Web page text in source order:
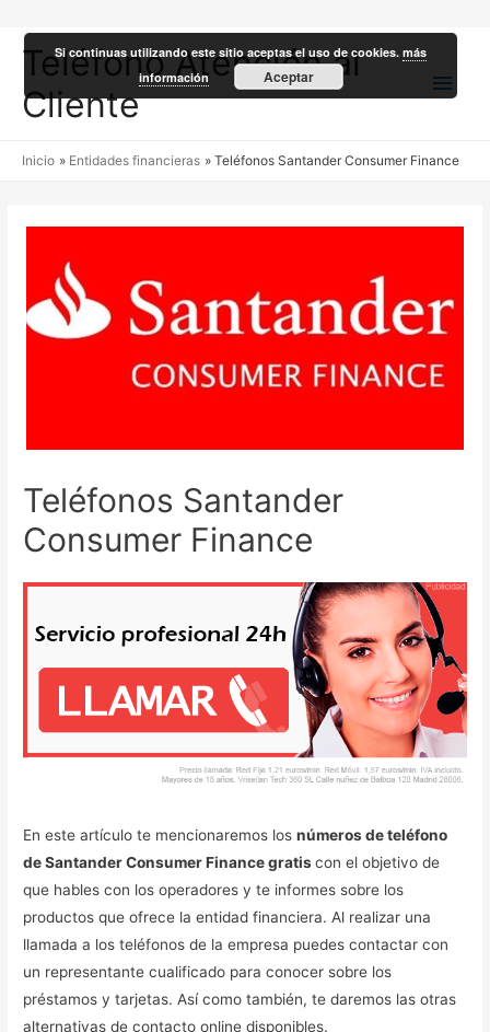
Teléfono Atención al
Cliente
Inicio Entidades financieras Teléfonos Santander Consumer Finance
Teléfonos Santander
Consumer Finance
En este artículo te mencionaremos losnúmeros de teléfono
de Santander Consumer Finance gratiscon el objetivo de
que hables con los operadores y te informes sobre los
productos que ofrece la entidad financiera. Al realizar una
llamada a los teléfonos de la empresa puedes contactar con
un representante cualificado para conocer sobre los
préstamos y tarjetas. Así como también, te daremos las otras
alternativas de contacto online disponibles.
Si continuas utilizando este sitio aceptas el uso de cookies.más
información
Aceptar